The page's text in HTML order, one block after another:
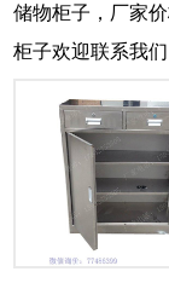
储物柜子，厂家
柜子欢迎联系我们